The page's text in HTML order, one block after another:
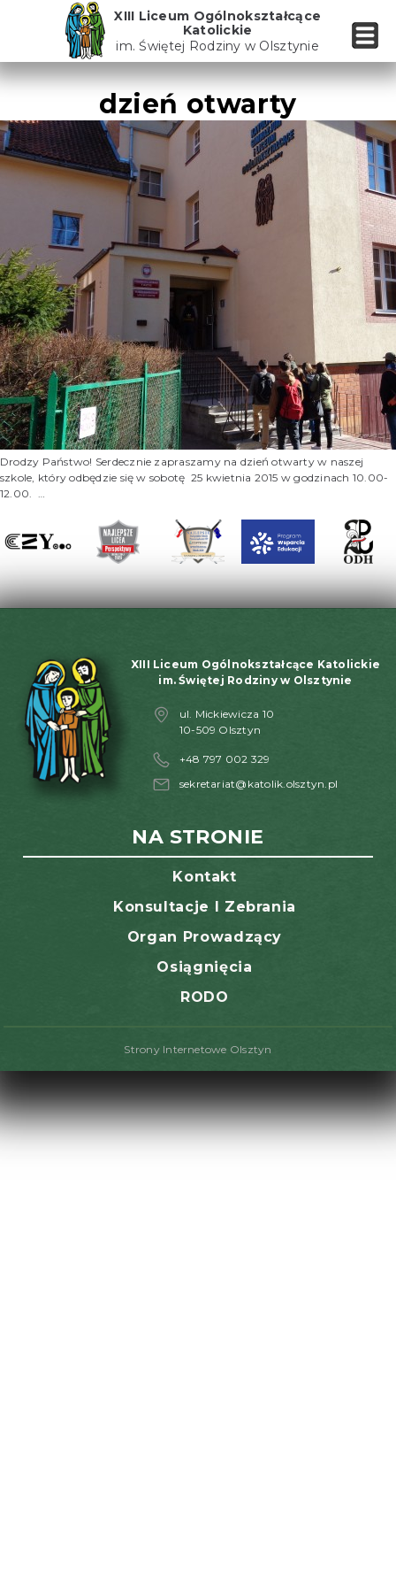
XIII Liceum Ogólnokształcące
Katolickie
im. Świętej Rodziny w Olsztynie
dzień otwarty
Drodzy Państwo! Serdecznie zapraszamy na dzień otwarty w naszej
szkole, który odbędzie się w sobotę 25 kwietnia 2015 w godzinach 10.00-
12.00. …
XIII Liceum Ogólnokształcące Katolickie
im. Świętej Rodziny w Olsztynie
ul. Mickiewicza 10
10-509 Olsztyn
+48 797 002 329
sekretariat@katolik.olsztyn.pl
NA STRONIE
Kontakt
Konsultacje I Zebrania
Organ Prowadzący
Osiągnięcia
RODO
Strony Internetowe Olsztyn